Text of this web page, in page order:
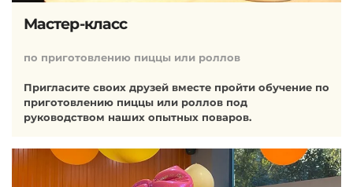
Мастер-класс
по приготовлению пиццы или роллов
Пригласите своих друзей вместе пройти обучение по
приготовлению пиццы или роллов под
руководством наших опытных поваров.